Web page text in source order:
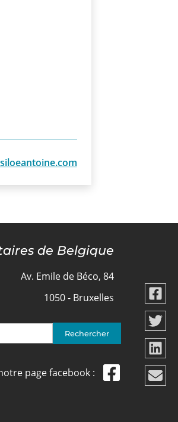
de Belgique
Av. Emile de Béco, 84
1050 - Bruxelles
page facebook :